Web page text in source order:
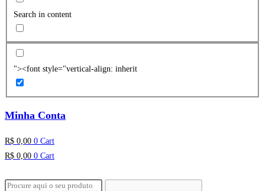
Search in content
"><font style="vertical-align: inherit
Minha Conta
R$ 0,00 0 Cart
R$ 0,00 0 Cart